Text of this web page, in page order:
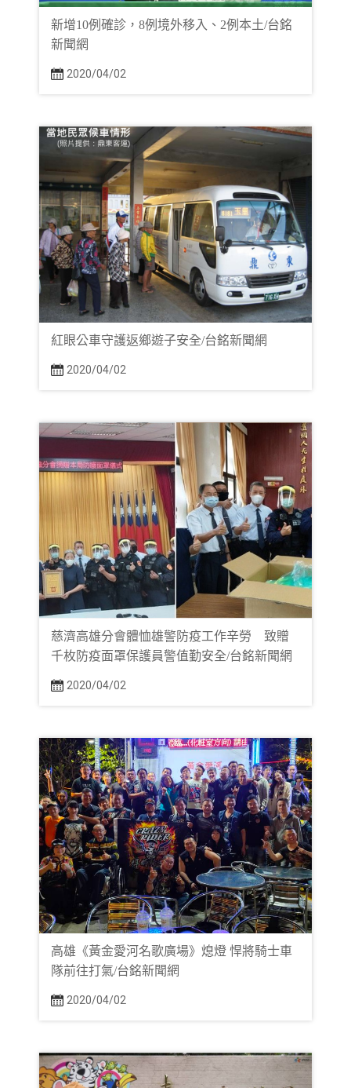
新增10例確診，8例境外移入、2例本土/台銘
新聞網
2020/04/02
紅眼公車守護返鄉遊子安全/台銘新聞網
2020/04/02
慈濟高雄分會體恤雄警防疫工作辛勞 致贈
千枚防疫面罩保護員警值勤安全/台銘新聞網
2020/04/02
高雄《黃金愛河名歌廣場》熄燈 悍將騎士車
隊前往打氣/台銘新聞網
2020/04/02